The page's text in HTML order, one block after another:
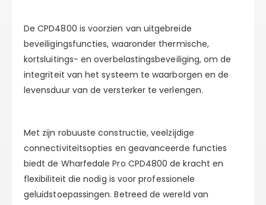
De CPD4800 is voorzien van uitgebreide
beveiligingsfuncties, waaronder thermische,
kortsluitings- en overbelastingsbeveiliging, om de
integriteit van het systeem te waarborgen en de
levensduur van de versterker te verlengen.
Met zijn robuuste constructie, veelzijdige
connectiviteitsopties en geavanceerde functies
biedt de Wharfedale Pro CPD4800 de kracht en
flexibiliteit die nodig is voor professionele
geluidstoepassingen. Betreed de wereld van